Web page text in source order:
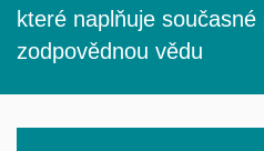
které naplňuje
zodpovědnou vědu